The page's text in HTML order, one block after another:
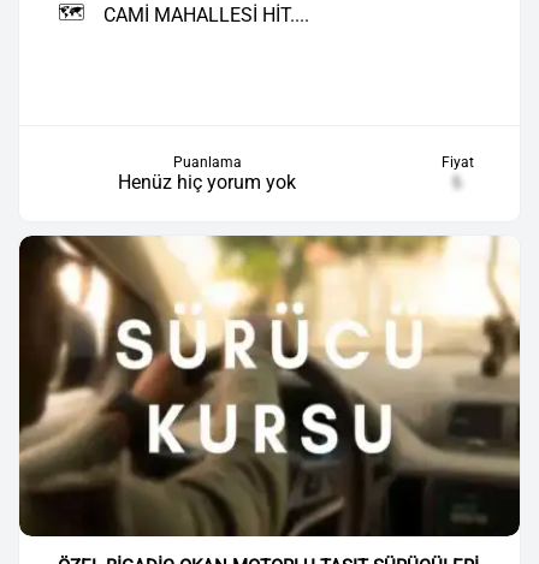
🗺️ CAMİ MAHALLESİ HİT....
Puanlama
Henüz hiç yorum yok
Fiyat
₺